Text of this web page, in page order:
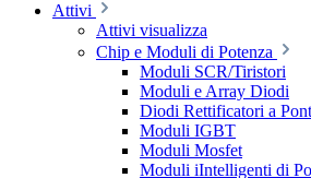
Attivi
Attivi visualizza
Chip e Moduli di Potenza
Moduli SCR/Tiristori
Moduli e Array Diodi
Diodi Rettificatori a
Moduli IGBT
Moduli Mosfet
Moduli iIntelligenti di